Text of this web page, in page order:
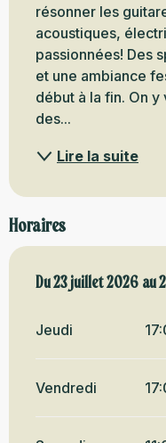
résonner les
acoustiques,
passionnées! Des
et une ambiance
début à la fin. On y
des...
Lire la suite
Horaires
Du23 juillet 2026 au
Du23 juillet 2026 au
Jeudi
Vendredi